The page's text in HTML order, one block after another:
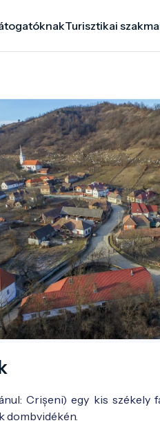
Turisztikai
Crișeni) egy kis székely
dombvidékén.